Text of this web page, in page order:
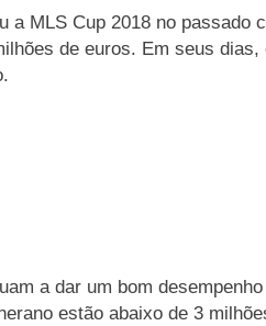
MLS Cup 2018 no passado
de euros. Em seus
a dar um bom
estão abaixo de 3